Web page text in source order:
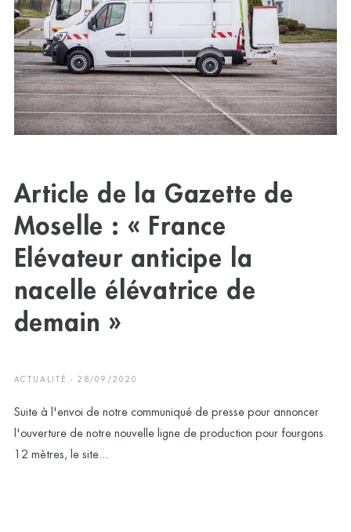
Article de la Gazette de
Moselle : « France
Elévateur anticipe la
nacelle élévatrice de
demain »
ACTUALITÉ - 28/09/2020
Suite à l'envoi de notre communiqué de presse pour annoncer
l'ouverture de notre nouvelle ligne de production pour fourgons
12 mètres, le site...